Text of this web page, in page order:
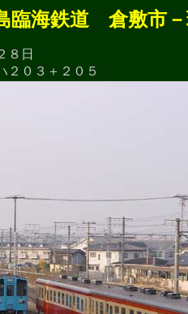
臨海鉄道 倉敷市
８日
０３＋２０５